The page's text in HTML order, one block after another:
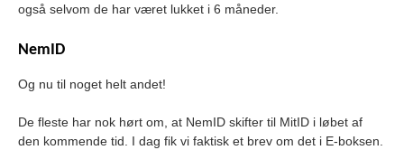
også selvom de har været lukket i 6 måneder.
NemID
Og nu til noget helt andet!
De fleste har nok hørt om, at NemID skifter til MitID i løbet af
den kommende tid. I dag fik vi faktisk et brev om det i E-boksen.